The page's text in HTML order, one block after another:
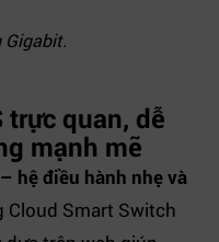
Gigabit.
trực quan, dễ
mạnh mẽ
hệ điều hành nhẹ và
Cloud Smart Switch